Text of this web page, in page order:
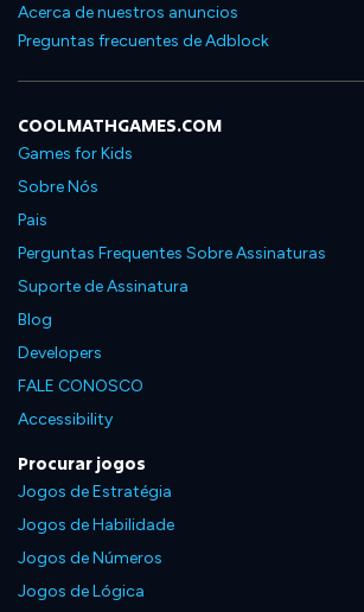
Acerca de nuestros anuncios
Preguntas frecuentes de Adblock
COOLMATHGAMES.COM
Games for Kids
Sobre Nós
Pais
Perguntas Frequentes Sobre Assinaturas
Suporte de Assinatura
Blog
Developers
FALE CONOSCO
Accessibility
Procurar jogos
Jogos de Estratégia
Jogos de Habilidade
Jogos de Números
Jogos de Lógica